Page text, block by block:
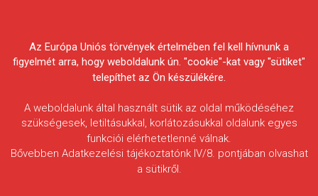
Egyesületek Szövetsége
Címke: Dánfok
Az Európa Uniós törvények értelmében fel kell hívnunk a
figyelmét arra, hogy weboldalunk ún. "cookie"-kat vagy "sütiket"
telepíthet az Ön készülékére.
A weboldalunk által használt sütik az oldal működéséhez
szükségesek, letiltásukkal, korlátozásukkal oldalunk egyes
funkciói elérhetetlenné válnak.
Bővebben Adatkezelési tájékoztatónk IV/8. pontjában olvashat
a sütikről.